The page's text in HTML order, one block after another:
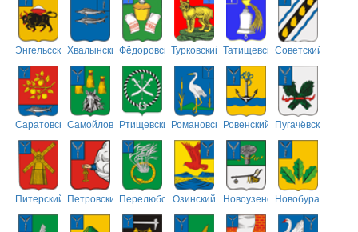
ЭнгельсскийХвалынскийФёдоровскийТурковский ТатищевскийСоветский
СаратовскийСамойловскийРтищевскийРомановскийРовенский Пугачёвский
Питерский ПетровскийПерелюбскийОзинский НовоузенскийНовобурасский